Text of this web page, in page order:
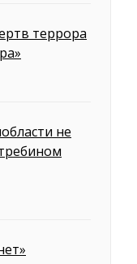
террора
не